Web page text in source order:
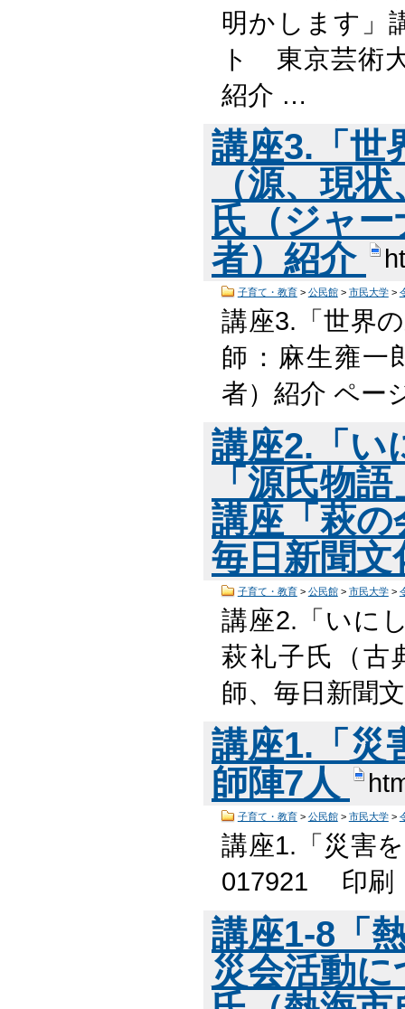
明かします」
ト 東京芸術
紹介 …
講座3.「世
（源、現
氏（ジャ
者）紹介
子育て・教育> 公民館> 市民大学>
講座3.「世界
師：麻生雍一
者）紹介 ペー
講座2.「い
「源氏物
講座「萩の
毎日新聞
子育て・教育> 公民館> 市民大学>
講座2.「いに
萩礼子氏（古
師、毎日新聞
講座1.「災
師陣7人
子育て・教育> 公民館> 市民大学>
講座1.「災害
017921 印刷
講座1-8「
災会活動